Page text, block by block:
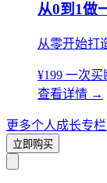
从0到1做
从零开始打
¥199 一次买
查看详情 →
更多个人成长专栏
立即购买